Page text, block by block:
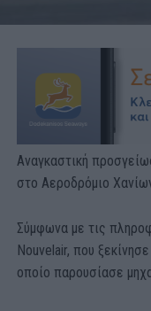
Αναγκαστική
στο Αεροδρόμιο
Σύμφωνα με τις
Nouvelair, που
οποίο παρουσίασε